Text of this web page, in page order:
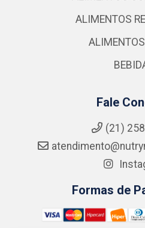
ALIMENTOS
Fale
(21)
Formas de